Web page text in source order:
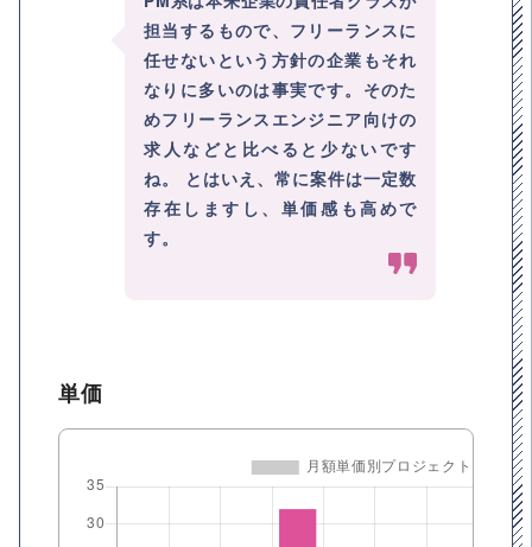
担当するもので、フリーランスに
任せないという方針の企業もそれ
なりに多いのは事実です。そのた
めフリーランスエンジニア向けの
求人などと比べると少ないです
ね。 とはいえ、常に案件は一定数
存在しますし、単価感も高めで
す。
単価